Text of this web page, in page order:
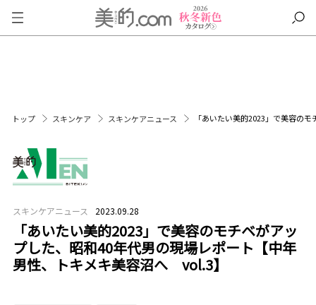
トップ スキンケア スキンケアニュース 「あいたい美的2023」で美容の
スキンケアニュース 2023.09.28
「あいたい美的2023」で美容のモチベがアッ
プした、昭和40年代男の現場レポート【中年
男性、トキメキ美容沼へ vol.3】